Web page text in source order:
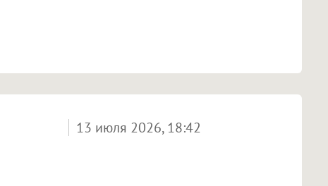
13 июля 2026, 18:42